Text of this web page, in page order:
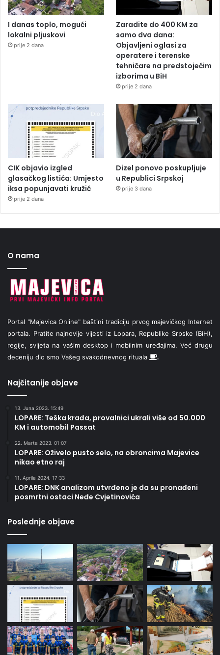
I danas toplo, mogući
lokalni pljuskovi
prije 2 dana
Zaradite do 400 KM za
samo dva dana:
Objavljeni oglasi za
operatere i terenske
tehničare na predstojećim
izborima u BiH
prije 2 dana
CIK objavio izgled
glasačkog listića: Umjesto
iksa popunjavati kružić
prije 2 dana
Dizel ponovo poskupljuje
u Republici Srpskoj
prije 3 dana
O nama
Portal "Majevica Online" baštini tradiciju prvog majevičkog Internet
portala. Pratite najnovije vijesti iz Lopara, Republike Srpske (BiH),
regije, svijeta na vašim desktop i mobilnim uređajima. Već drugu
deceniju dio smo Vašeg svakodnevnog rituala
.
Najčitanije objave
13. Juna 2023. 15:49
LOPARE: Teška krađa, provalnici ukrali više od 50.000
KM i automobil Passat
22. Marta 2023. 01:07
LOPARE: Oživelo pusto selo, na obroncima Majevice
nikao etno raj
11. Aprila 2024. 17:33
LOPARE: DNK analizom utvrđeno je da su pronađeni
posmrtni ostaci Neđe Cvjetinovića
Poslednje objave